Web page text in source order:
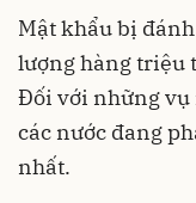
Mật khẩu bị
lượng hàng triệu
Đối với những vụ
các nước đang
nhất.